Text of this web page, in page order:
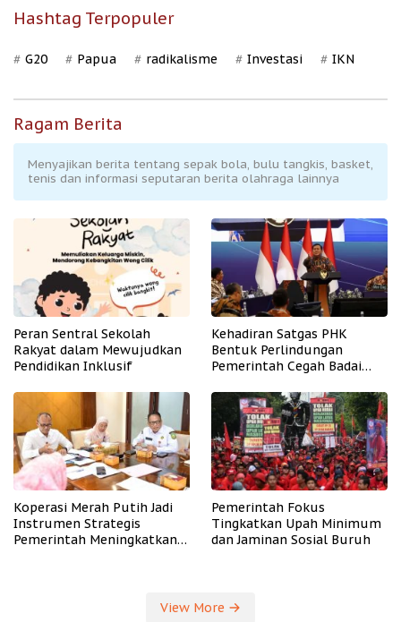
Hashtag Terpopuler
G20 Papua radikalisme Investasi IKN
Ragam Berita
Menyajikan berita tentang sepak bola, bulu tangkis, basket,
tenis dan informasi seputaran berita olahraga lainnya
Peran Sentral Sekolah
Rakyat dalam Mewujudkan
Pendidikan Inklusif
Kehadiran Satgas PHK
Bentuk Perlindungan
Pemerintah Cegah Badai
Koperasi Merah Putih Jadi
Instrumen Strategis
Pemerintah Meningkatkan
Pemerintah Fokus
Tingkatkan Upah Minimum
dan Jaminan Sosial Buruh
View More